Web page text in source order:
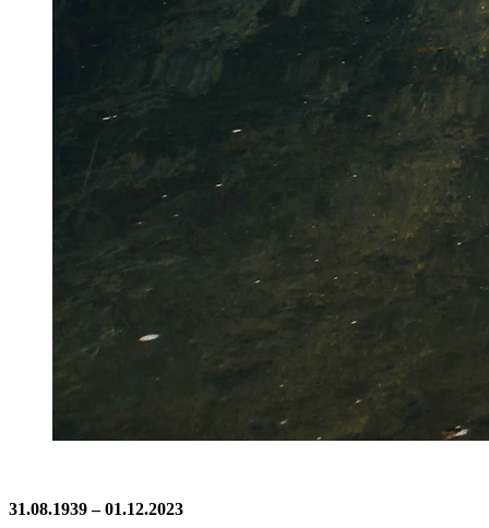
31.08.1939 – 01.12.2023